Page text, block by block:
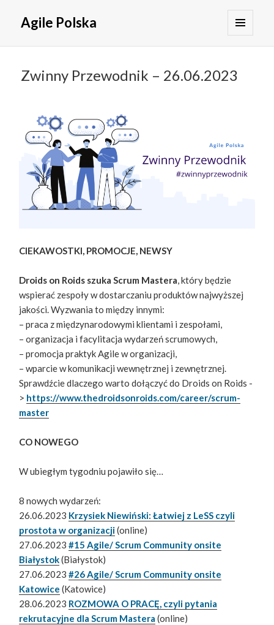
Agile Polska
WIDGETY
Zwinny Przewodnik – 26.06.2023
CIEKAWOSTKI, PROMOCJE, NEWSY
Droids on Roids szuka Scrum Mastera, który będzie
wspierać zespoły w dostarczaniu produktów najwyższej
jakości. Wyzwania to między innymi:
– praca z międzynarodowymi klientami i zespołami,
– organizacja i facylitacja wydarzeń scrumowych,
– promocja praktyk Agile w organizacji,
– wparcie w komunikacji wewnętrznej i zewnętrznej.
Sprawdźcie dlaczego warto dołączyć do Droids on Roids -
> https://www.thedroidsonroids.com/career/scrum-
master
CO NOWEGO
W ubiegłym tygodniu pojawiło się…
8 nowych wydarzeń:
26.06.2023 Krzysiek Niewiński: Łatwiej z LeSS czyli
prostota w organizacji(online)
27.06.2023#15 Agile/ Scrum Community onsite
Białystok(Białystok)
27.06.2023#26 Agile/ Scrum Community onsite
Katowice (Katowice)
28.06.2023 ROZMOWA O PRACĘ, czyli pytania
rekrutacyjne dla Scrum Mastera (online)